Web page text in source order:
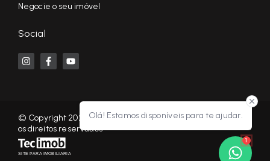
Olá! Estamos disponíveis para te ajudar.
1
Negocie o seu imóvel
Social
© Copyright 2026 - KF NEGÓCIOS IMOBILIÁRIOS RP - Todos
os direitos reservados
SITE PARA IMOBILIARIA